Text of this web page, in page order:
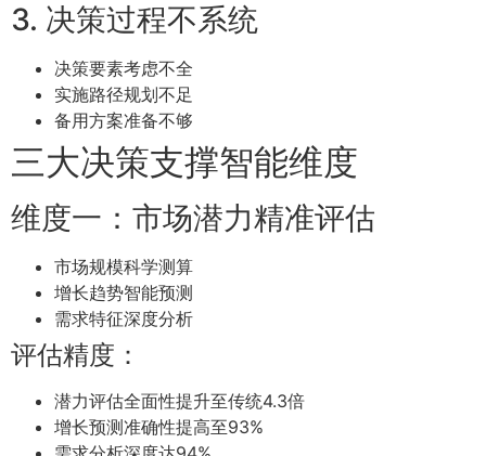
3. 决策过程不系统
决策要素考虑不全
实施路径规划不足
备用方案准备不够
三大决策支撑智能维度
维度一：市场潜力精准评估
市场规模科学测算
增长趋势智能预测
需求特征深度分析
评估精度：
潜力评估全面性提升至传统4.3倍
增长预测准确性提高至93%